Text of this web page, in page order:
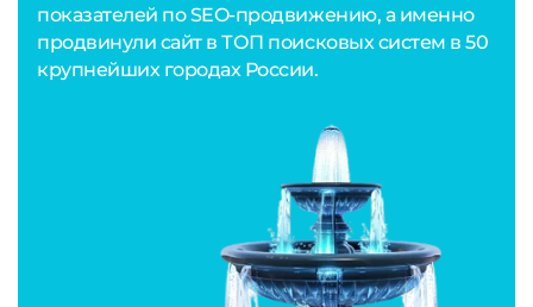
показателей по SEO-продвижению, а именно
продвинули сайт в ТОП поисковых систем в 50
крупнейших городах России.